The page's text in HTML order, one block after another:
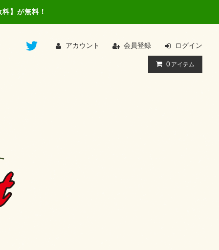
】が無料！
アカウント 会員登録 ログイン
0 アイテム